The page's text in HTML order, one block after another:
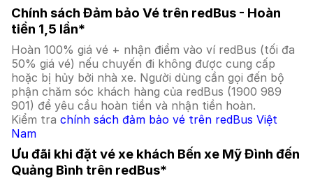
Chính sách Đảm bảo Vé trên redBus - Hoàn
tiền 1,5 lần*
Hoàn 100% giá vé + nhận điểm vào ví redBus (tối đa
50% giá vé) nếu chuyến đi không được cung cấp
hoặc bị hủy bởi nhà xe. Người dùng cần gọi đến bộ
phận chăm sóc khách hàng của redBus (1900 989
901) để yêu cầu hoàn tiền và nhận tiền hoàn.
Kiểm tra chính sách đảm bảo vé trên redBus Việt
Nam
Ưu đãi khi đặt vé xe khách Bến xe Mỹ Đình đến
Quảng Bình trên redBus*